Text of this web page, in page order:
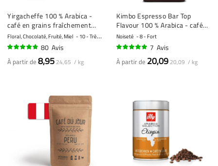
Yirgacheffe 100 % Arabica -
café en grains fraîchement
torréfié
Floral, Chocolaté, Fruité, Miel 10 - Très fort
80 Avis
À partir de 8,95 24,65 / kg
Kimbo Espresso Bar Top
Flavour 100 % Arabica - café
en grains - 1 kilo
Noiseté 8 - Fort
7 Avis
À partir de 20,09 20,09 / kg